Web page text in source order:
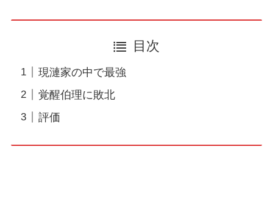
目次
現漣家の中で最強
覚醒伯理に敗北
評価